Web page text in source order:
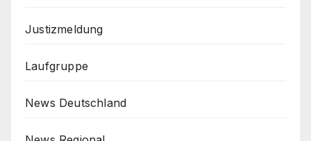
Justizmeldung
Laufgruppe
News Deutschland